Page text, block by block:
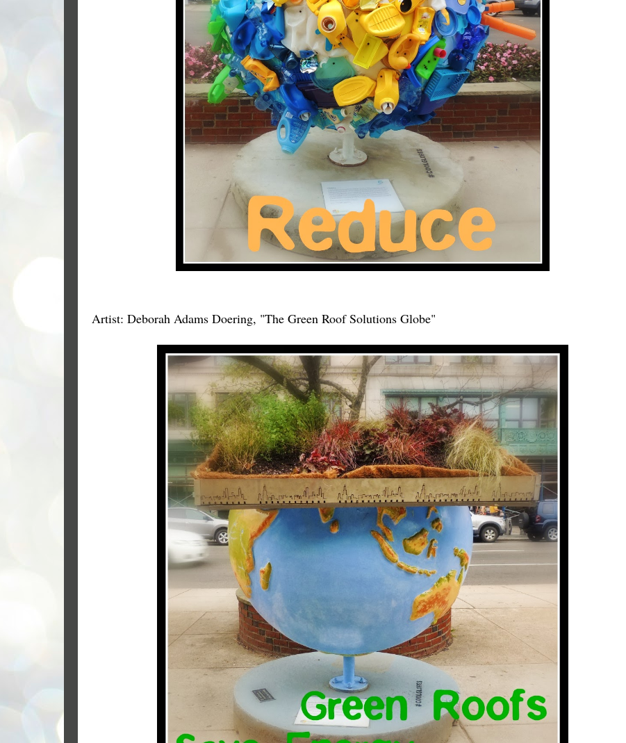
Artist: Deborah Adams Doering, "The Green Roof Solutions Globe"